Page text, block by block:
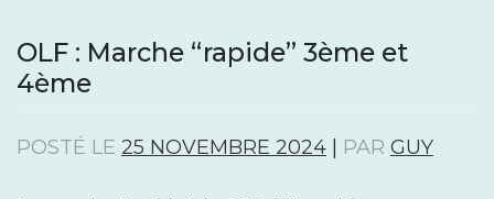
OLF : Marche “rapide” 3ème et
4ème
POSTÉ LE 25 NOVEMBRE 2024 PAR GUY